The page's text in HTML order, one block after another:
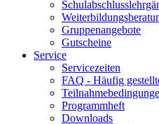
Gruppenangebote
Gutscheine
Service
Servicezeiten
FAQ - Häufig
Programmheft
Downloads